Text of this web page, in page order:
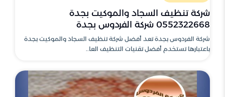
شركة تنظيف السجاد والموكيت بجدة
0552322668 شركة الفردوس بجدة
شركة الفردوس بجدة تعد أفضل شركة تنظيف السجاد والموكيت بجدة
باعتبارها تستخدم أفضل تقنيات التنظيف العا..